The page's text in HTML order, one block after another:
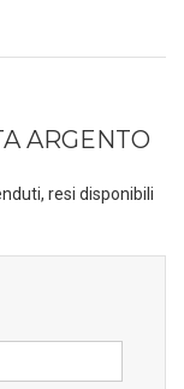
ARGENTO
resi disponibili